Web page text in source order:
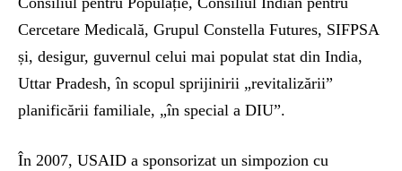
Cercetare Medicală, Grupul Constella Futures, SIFPSA
și, desigur, guvernul celui mai populat stat din India,
Uttar Pradesh, în scopul sprijinirii „revitalizării”
planificării familiale, „în special a DIU”.
În 2007, USAID a sponsorizat un simpozion cu